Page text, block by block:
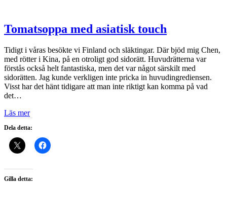
Tomatsoppa med asiatisk touch
Tidigt i våras besökte vi Finland och släktingar. Där bjöd mig Chen,
med rötter i Kina, på en otroligt god sidorätt. Huvudrätterna var
förstås också helt fantastiska, men det var något särskilt med
sidorätten. Jag kunde verkligen inte pricka in huvudingrediensen.
Visst har det hänt tidigare att man inte riktigt kan komma på vad
det…
Läs mer
Dela detta:
Gilla detta: